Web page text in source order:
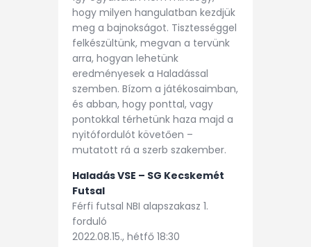
hogy milyen hangulatban kezdjük
meg a bajnokságot. Tisztességgel
felkészültünk, megvan a tervünk
arra, hogyan lehetünk
eredményesek a Haladással
szemben. Bízom a játékosaimban,
és abban, hogy ponttal, vagy
pontokkal térhetünk haza majd a
nyitófordulót követően –
mutatott rá a szerb szakember.
Haladás VSE – SG Kecskemét
Futsal
Férfi futsal NBI alapszakasz 1.
forduló
2022.08.15., hétfő 18:30